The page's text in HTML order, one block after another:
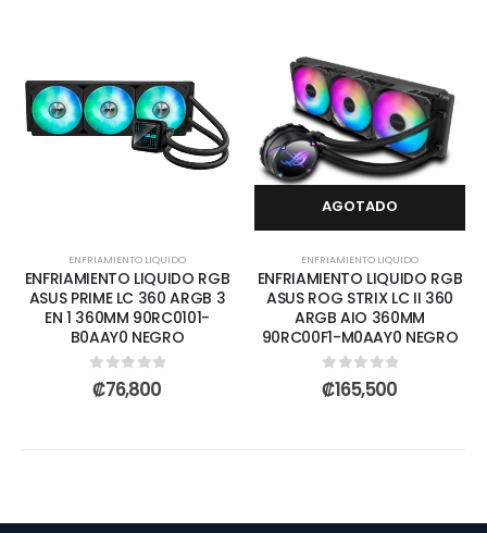
ENFRIAMIENTO LIQUIDO
ENFRIAMIENTO LIQUIDO RGB
ASUS PRIME LC 360 ARGB 3
EN 1 360MM 90RC0101-
B0AAY0 NEGRO
0out of 5
₡76,800
AGOTADO
ENFRIAMIENTO LIQUIDO
ENFRIAMIENTO LIQUIDO RGB
ASUS ROG STRIX LC II 360
ARGB AIO 360MM
90RC00F1-M0AAY0 NEGRO
0out of 5
₡165,500